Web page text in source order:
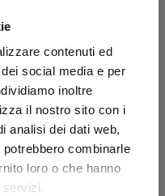
contenuti ed
social media e per
inoltre
il nostro sito con i
analisi dei dati web,
combinarle
loro o che hanno
servizi.
n. 3